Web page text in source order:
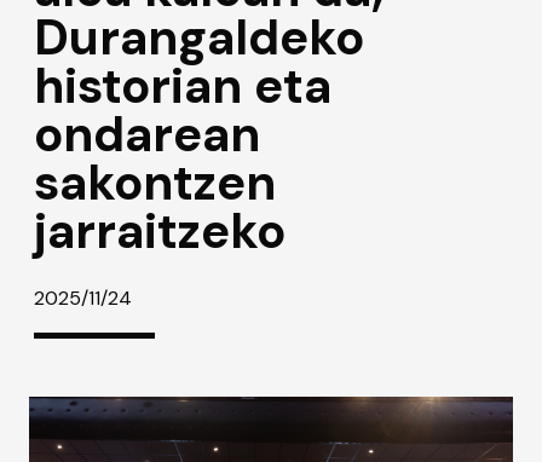
Durangaldeko
historian eta
ondarean
sakontzen
jarraitzeko
2025/11/24